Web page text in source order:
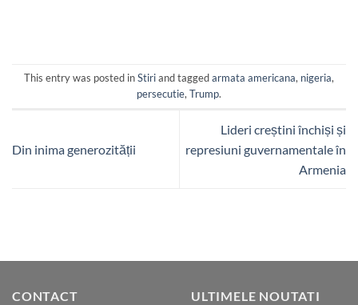
This entry was posted inStiriand taggedarmata americana, nigeria,
persecutie, Trump.
Din inima generozității
Lideri creștini închiși și
represiuni guvernamentale în
Armenia
CONTACT ULTIMELE NOUTATI